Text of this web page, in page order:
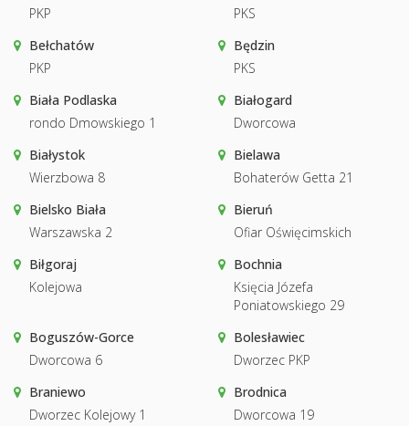
PKP
PKS
Bełchatów
PKP
Będzin
PKS
Biała Podlaska
rondo Dmowskiego 1
Białogard
Dworcowa
Białystok
Wierzbowa 8
Bielawa
Bohaterów Getta 21
Bielsko Biała
Warszawska 2
Bieruń
Ofiar Oświęcimskich
Biłgoraj
Kolejowa
Bochnia
Księcia Józefa
Poniatowskiego 29
Boguszów-Gorce
Dworcowa 6
Bolesławiec
Dworzec PKP
Braniewo
Dworzec Kolejowy 1
Brodnica
Dworcowa 19